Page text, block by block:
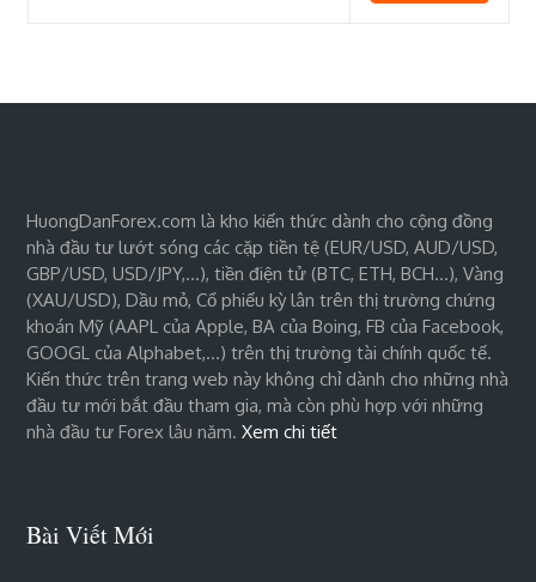
HuongDanForex.com là kho kiến thức dành cho cộng đồng
nhà đầu tư lướt sóng các cặp tiền tệ (EUR/USD, AUD/USD,
GBP/USD, USD/JPY,…), tiền điện tử (BTC, ETH, BCH…), Vàng
(XAU/USD), Dầu mỏ, Cổ phiếu kỳ lân trên thị trường chứng
khoán Mỹ (AAPL của Apple, BA của Boing, FB của Facebook,
GOOGL của Alphabet,…) trên thị trường tài chính quốc tế.
Kiến thức trên trang web này không chỉ dành cho những nhà
đầu tư mới bắt đầu tham gia, mà còn phù hợp với những
nhà đầu tư Forex lâu năm.Xem chi tiết
Bài Viết Mới